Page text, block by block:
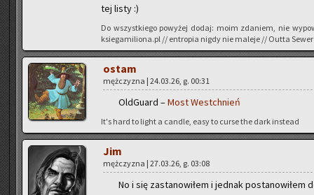
tej listy :)
Do wszyst­kie­go po­wy­żej dodaj: moim zda­niem, nie
ksiegamiliona.pl // en­tro­pia nigdy nie ma­le­je // Outta
ostam
męż­czy­zna | 24.03.26, g. 00:31
Old­Gu­ard –Most Wes­tchnień
It's hard to light a can­dle, easy to curse the dark in­ste­ad
Jim
męż­czy­zna | 27.03.26, g. 03:08
No i się za­sta­no­wi­łem i jed­nak po­sta­no­wi­łem